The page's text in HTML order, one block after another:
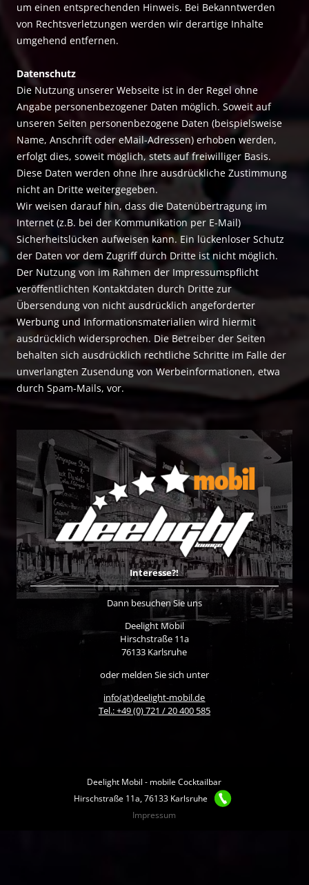
um einen entsprechenden Hinweis. Bei Bekanntwerden
von Rechtsverletzungen werden wir derartige Inhalte
umgehend entfernen.
Datenschutz
Die Nutzung unserer Webseite ist in der Regel ohne
Angabe personenbezogener Daten möglich. Soweit auf
unseren Seiten personenbezogene Daten (beispielsweise
Name, Anschrift oder eMail-Adressen) erhoben werden,
erfolgt dies, soweit möglich, stets auf freiwilliger Basis.
Diese Daten werden ohne Ihre ausdrückliche Zustimmung
nicht an Dritte weitergegeben.
Wir weisen darauf hin, dass die Datenübertragung im
Internet (z.B. bei der Kommunikation per E-Mail)
Sicherheitslücken aufweisen kann. Ein lückenloser Schutz
der Daten vor dem Zugriff durch Dritte ist nicht möglich.
Der Nutzung von im Rahmen der Impressumspflicht
veröffentlichten Kontaktdaten durch Dritte zur
Übersendung von nicht ausdrücklich angeforderter
Werbung und Informationsmaterialien wird hiermit
ausdrücklich widersprochen. Die Betreiber der Seiten
behalten sich ausdrücklich rechtliche Schritte im Falle der
unverlangten Zusendung von Werbeinformationen, etwa
durch Spam-Mails, vor.
Interesse?!
Dann besuchen Sie uns
Deelight Mobil
Hirschstraße 11a
76133 Karlsruhe
oder melden Sie sich unter
info(at)deelight-mobil.de
Tel.: +49 (0) 721 / 20 400 585
Deelight Mobil - mobile Cocktailbar
Hirschstraße 11a, 76133 Karlsruhe
Impressum